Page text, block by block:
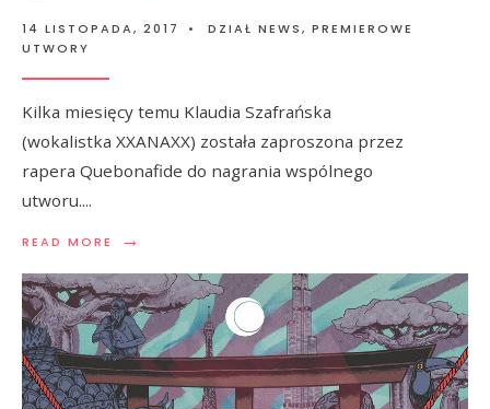
14 LISTOPADA, 2017 • DZIAŁ NEWS, PREMIEROWE
UTWORY
Kilka miesięcy temu Klaudia Szafrańska
(wokalistka XXANAXX) została zaproszona przez
rapera Quebonafide do nagrania wspólnego
utworu....
READ MORE →